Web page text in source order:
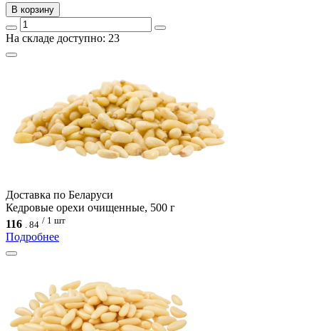
В корзину
На складе доступно: 23
Доcтавка по Беларуси
Кедровые орехи очищенные, 500 г
116
84 / 1 шт
Подробнее